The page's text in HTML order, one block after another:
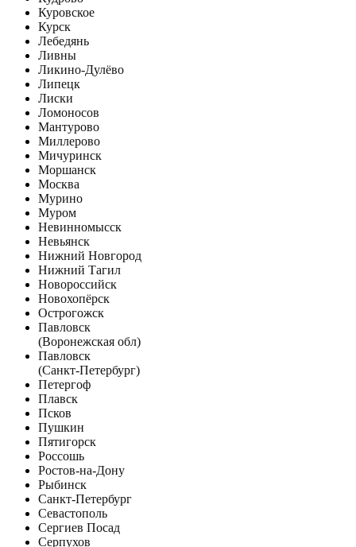
Куровское
Курск
Лебедянь
Ливны
Ликино-Дулёво
Липецк
Лиски
Ломоносов
Мантурово
Миллерово
Мичуринск
Моршанск
Москва
Мурино
Муром
Невинномысск
Невьянск
Нижний Новгород
Нижний Тагил
Новороссийск
Новохопёрск
Острогожск
Павловск
(Воронежская обл)
Павловск
(Санкт-Петербург)
Петергоф
Плавск
Псков
Пушкин
Пятигорск
Россошь
Ростов-на-Дону
Рыбинск
Санкт-Петербург
Севастополь
Сергиев Посад
Серпухов